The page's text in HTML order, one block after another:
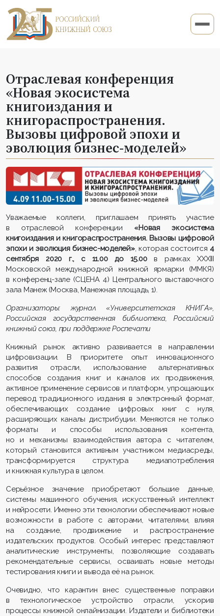
Отраслевая конференция
«Новая экосистема
книгоиздания и
книгораспространения.
Вызовы цифровой эпохи и
эволюция бизнес-моделей»
Уважаемые коллеги, приглашаем принять участие
в отраслевой конференции «Новая экосистема
книгоиздания и книгораспространения. Вызовы цифровой
эпохи и эволюция бизнес-моделей», которая состоится 4
сентября 2020 г., с 11.00 до 15.00в рамках XXXIII
Московской международной книжной ярмарки (ММКЯ)
в конференц-зале (СЦЕНА 4) Центрального выставочного
зала Манеж (Москва, Манежная площадь, 1).
Организаторы: журнал «Университетская КНИГА»,
Российская государственная библиотека, Российский
книжный союз, при поддержке Роспечати
Книжный рынок активно развивается в направлении
цифровизации. В приоритете опыт инновационного
развития отрасли, использование альтернативных
способов создания книг и каналов их продвижения,
активное применение сервисов и платформ, упрощающих
перевод традиционного издания в электронный формат,
обеспечивающих создание цифровых книг с нуля,
расширяющих каналы дистрибуции. Меняются не только
форматы и способы использования контента,
но и механизмы взаимодействия автора с читателем,
который становится активным участником медиасреды,
трансформируется структура медиапотребления
и книжная культура в целом.
Серьёзное значение приобретают большие данные,
системы машинного обучения, искусственный интеллект
и нейросети. Именно эти технологии обеспечивают новые
возможности в работе с авторами, читателями, влияя
на создание, продвижение и распространение
издательских продуктов. Особый интерес представляют
аналитические инструменты, позволяющие создавать
рекомендательные сервисы, осваивать новые методы
тестирования книги и вывода её на рынок.
Очевидно, что карантин внес существенные поправки
в технологическое устройство отрасли, ускорив
процессы книжной онлайнизации. Издатели и библиотеки